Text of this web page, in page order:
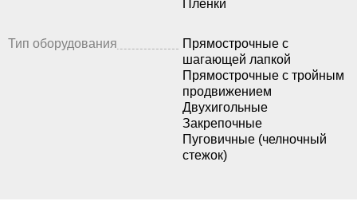
Плёнки
Тип оборудования
Прямострочные с
шагающей лапкой
Прямострочные с тройным
продвижением
Двухигольные
Закрепочные
Пуговичные (челночный
стежок)